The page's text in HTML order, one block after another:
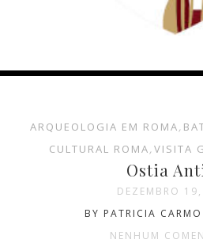
ARQUEOLOGIA EM ROMA,
CULTURAL ROMA,VISITA
Ostia
DEZEMBRO
BY PATRICIA
NENHUM